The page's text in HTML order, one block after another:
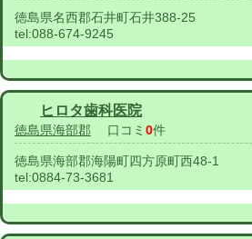
徳島県名西郡石井町石井388-25
tel:088-674-9245
ヒロタ歯科医院
徳島県海部郡 口コミ 0件
徳島県海部郡海陽町四方原町西48-1
tel:0884-73-3681